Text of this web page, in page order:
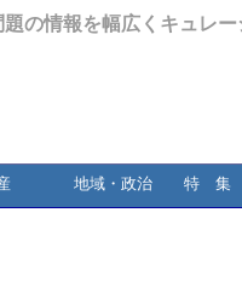
の情報を幅広くキュレ
地域・政治 特 集